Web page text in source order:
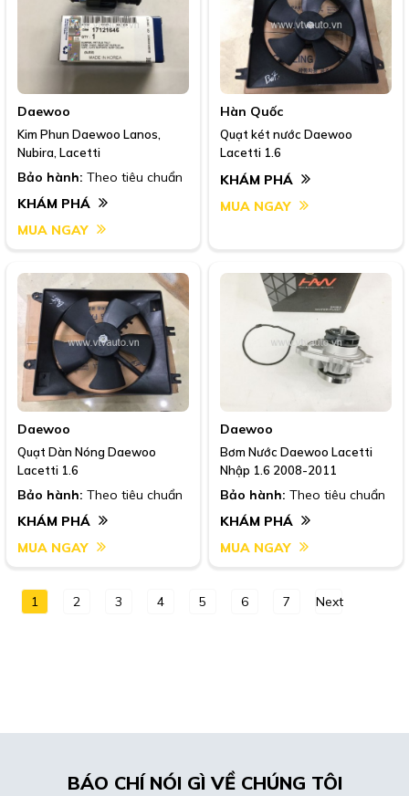
Daewoo
Kim Phun Daewoo Lanos,
Nubira, Lacetti
Bảo hành: Theo tiêu chuẩn
KHÁM PHÁ
MUA NGAY
Hàn Quốc
Quạt két nước Daewoo
Lacetti 1.6
KHÁM PHÁ
MUA NGAY
Daewoo
Quạt Dàn Nóng Daewoo
Lacetti 1.6
Bảo hành: Theo tiêu chuẩn
KHÁM PHÁ
MUA NGAY
Daewoo
Bơm Nước Daewoo Lacetti
Nhập 1.6 2008-2011
Bảo hành: Theo tiêu chuẩn
KHÁM PHÁ
MUA NGAY
1 2 3 4 5 6 7 Next
BÁO CHÍ NÓI GÌ VỀ CHÚNG TÔI